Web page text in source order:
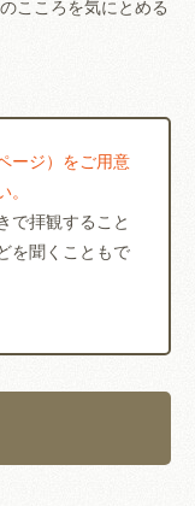
こころを気にとめる
ージ）をご用意
で拝観すること
を聞くこともで